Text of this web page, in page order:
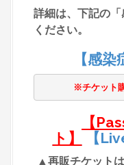
詳細は、下記の
ください。
【感
【
ト】
【
▲再販チケット